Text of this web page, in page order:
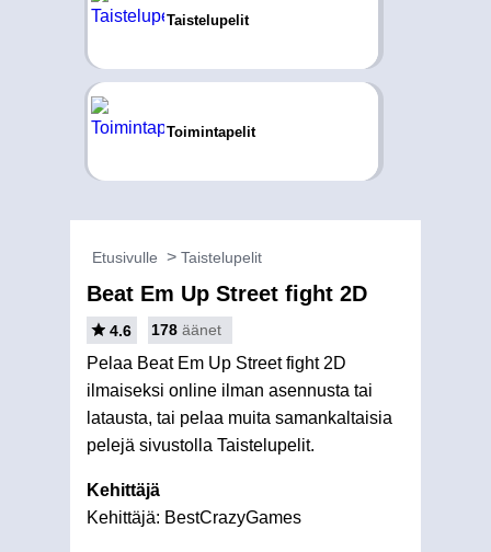
Taistelupelit
Toimintapelit
Etusivulle Taistelupelit
Beat Em Up Street fight 2D
4.6 178 äänet
Pelaa Beat Em Up Street fight 2D
ilmaiseksi online ilman asennusta tai
latausta, tai pelaa muita samankaltaisia
pelejä sivustolla Taistelupelit.
Kehittäjä
Kehittäjä: BestCrazyGames